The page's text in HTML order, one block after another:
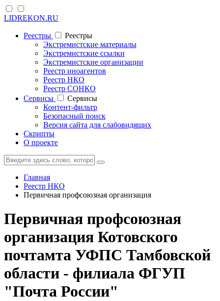
LIDREKON.RU
Реестры
Реестры
Экстремистские материалы
Экстремистские ссылки
Экстремистские организации
Реестр иноагентов
Реестр НКО
Реестр СОНКО
Cервисы
Cервисы
Контент-фильтр
Безопасный поиск
Версия сайта для слабовидящих
Скрипты
О проекте
Главная
Реестр НКО
Первичная профсоюзная организация
Первичная профсоюзная
организация Котовского
почтамта УФПС Тамбовской
области - филиала ФГУП
"Почта России"